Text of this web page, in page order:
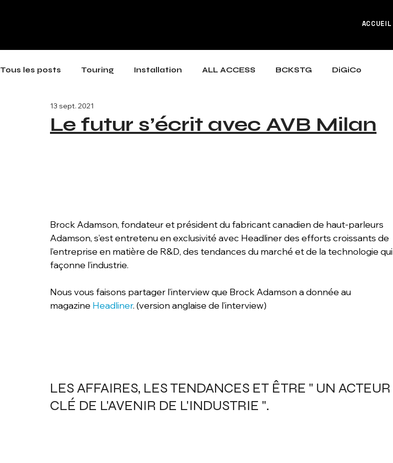
ACCUEIL
Tous les posts Touring Installation ALL ACCESS BCKSTG DiGiCo
Le futur s’écrit avec AVB Milan
13 sept. 2021
Brock Adamson, fondateur et président du fabricant canadien de haut-parleurs
Adamson, s’est entretenu en exclusivité avec Headliner des efforts croissants de
l’entreprise en matière de R&D, des tendances du marché et de la technologie qui
façonne l’industrie.
Nous vous faisons partager l’interview que Brock Adamson a donnée au
magazine Headliner. (version anglaise de l’interview)
LES AFFAIRES, LES TENDANCES ET ÊTRE " UN ACTEUR
CLÉ DE L'AVENIR DE L'INDUSTRIE ".